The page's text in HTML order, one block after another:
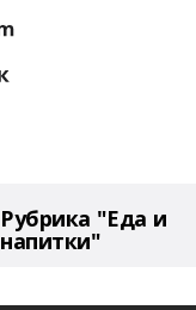
Рубрика "Еда и
напитки"